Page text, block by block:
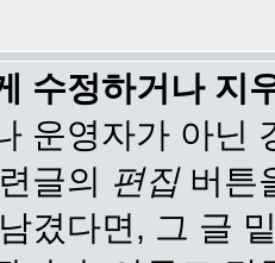
수정하거나 지
운영자가 아닌
글의 편집버튼
겼다면, 그 글